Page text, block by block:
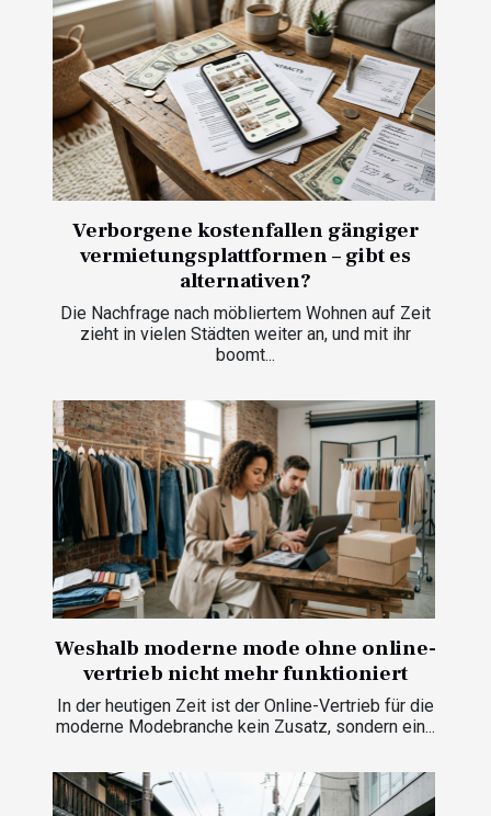
Verborgene kostenfallen gängiger
vermietungsplattformen – gibt es
alternativen?
Die Nachfrage nach möbliertem Wohnen auf Zeit
zieht in vielen Städten weiter an, und mit ihr
boomt...
Weshalb moderne mode ohne online-
vertrieb nicht mehr funktioniert
In der heutigen Zeit ist der Online-Vertrieb für die
moderne Modebranche kein Zusatz, sondern ein...